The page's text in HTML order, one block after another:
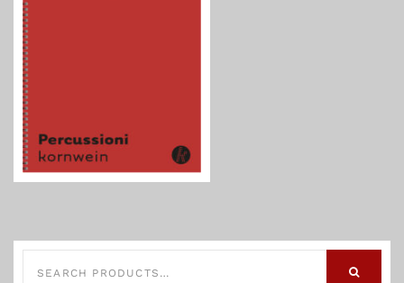
FOR: